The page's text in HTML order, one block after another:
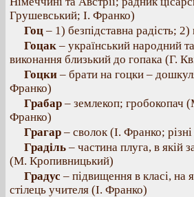
Грушевський; І. Франко)
Гоц – 1) безпідставна радість;
Гоцак – український народний
виконання близький до гопака (Г.
Гоцки – брати на гоцки –
Франко)
Грабар – землекоп; гробокопач
Франко)
Грагар – сволок (І. Франко;
Граділь – частина плуга, в якій
(М. Кропивницький)
Градус – підвищення в класі, на
стілець учителя (І. Франко)